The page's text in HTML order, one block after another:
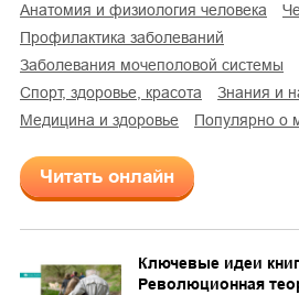
анатомия и физиология человека
профилактика заболеваний
заболевания мочеполовой системы
спорт, здоровье, красота
знания и
медицина и здоровье
популярно о
Читать онлайн
Ключевые идеи
Революционная